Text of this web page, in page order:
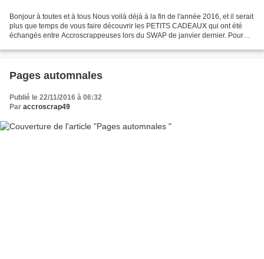
Bonjour à toutes et à tous Nous voilà déjà à la fin de l'année 2016, et il serait
plus que temps de vous faire découvrir les PETITS CADEAUX qui ont été
échangés entre Accroscrappeuses lors du SWAP de janvier dernier. Pour
Pages automnales
Publié le 22/11/2016 à 06:32
Par accroscrap49